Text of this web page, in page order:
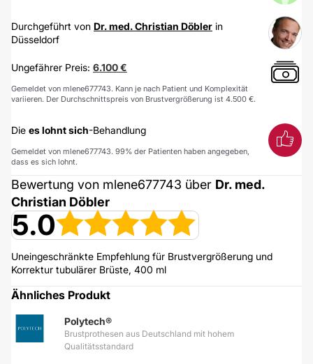
Durchgeführt von Dr. med. Christian Döbler in
Düsseldorf
Ungefährer Preis: 6.100 €
Gemeldet von mlene677743. Kann je nach Patient und Komplexität
variieren. Der Durchschnittspreis von Brustvergrößerung ist 4.500 €.
Die es lohnt sich-Behandlung
Gemeldet von mlene677743. 99% der Patienten haben angegeben,
dass es sich lohnt.
Bewertung von mlene677743 über Dr. med.
Christian Döbler
5.0
Uneingeschränkte Empfehlung für Brustvergrößerung und
Korrektur tubulärer Brüste, 400 ml
Ähnliches Produkt
Polytech®
Brustprothesen aus Deutschland mit hohem
Qualitätsstandard